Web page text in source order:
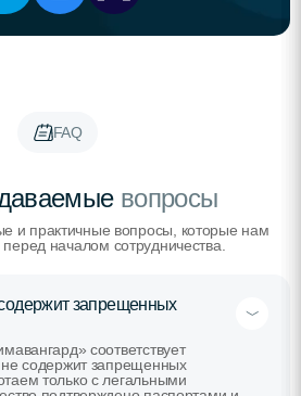
FAQ
вопросы
и практичные вопросы, которые нам
началом сотрудничества.
запрещенных
соответствует
не содержит запрещенных
только с легальными